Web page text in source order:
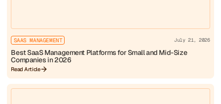
SAAS MANAGEMENT July 21, 2026
Best SaaS Management Platforms for Small and Mid-Size
Companies in 2026
Read Article